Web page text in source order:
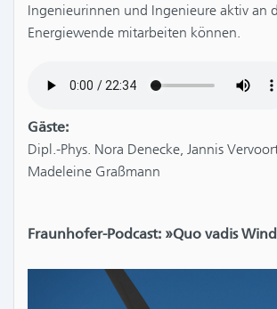
Ingenieurinnen und Ingenieure aktiv an
Energiewende mitarbeiten können.
Gäste:
Dipl.-Phys. Nora Denecke, Jannis
Madeleine Graßmann
Fraunhofer-Podcast: »Quo vadis